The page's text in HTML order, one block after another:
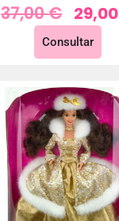
37,00€ 29,00
Consultar